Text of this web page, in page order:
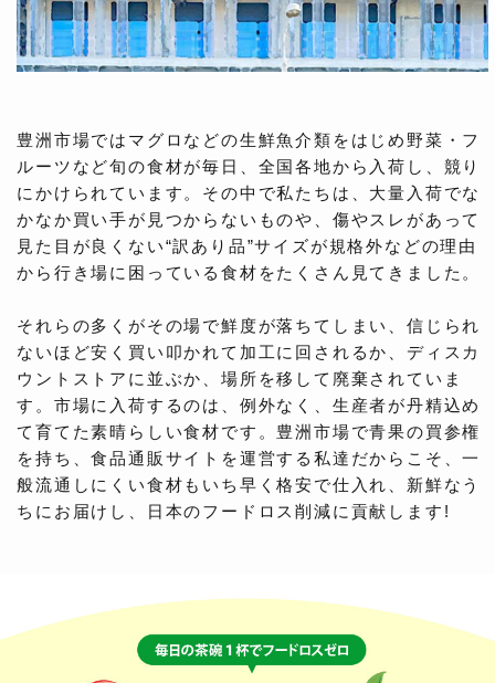
豊洲市場ではマグロなどの生鮮魚介類をはじめ野菜・フ
ルーツなど旬の食材が毎日、全国各地から入荷し、競り
にかけられています。その中で私たちは、大量入荷でな
かなか買い手が見つからないものや、傷やスレがあって
見た目が良くない“訳あり品”サイズが規格外などの理由
から行き場に困っている食材をたくさん見てきました。
それらの多くがその場で鮮度が落ちてしまい、信じられ
ないほど安く買い叩かれて加工に回されるか、ディスカ
ウントストアに並ぶか、場所を移して廃棄されていま
す。市場に入荷するのは、例外なく、生産者が丹精込め
て育てた素晴らしい食材です。豊洲市場で青果の買参権
を持ち、食品通販サイトを運営する私達だからこそ、一
般流通しにくい食材もいち早く格安で仕入れ、新鮮なう
ちにお届けし、日本のフードロス削減に貢献します!